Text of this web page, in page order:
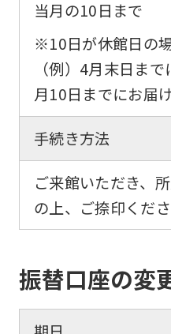
当月の10日まで
※10日が休館日の
（例）4月末日ま
月10日までにお届
手続き方法
ご来館いただき、
の上、ご捺印くださ
振替口座の変